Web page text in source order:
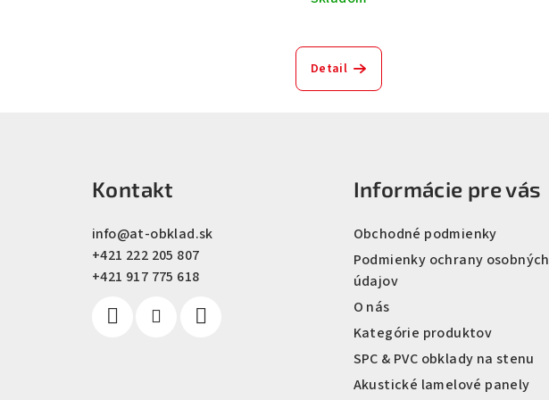
Detail
Kontakt
info@at-obklad.sk
+421 222 205 807
+421 917 775 618
Informácie pre vás
Obchodné podmienky
Podmienky ochrany osobných
údajov
O nás
Kategórie produktov
SPC & PVC obklady na stenu
Akustické lamelové panely